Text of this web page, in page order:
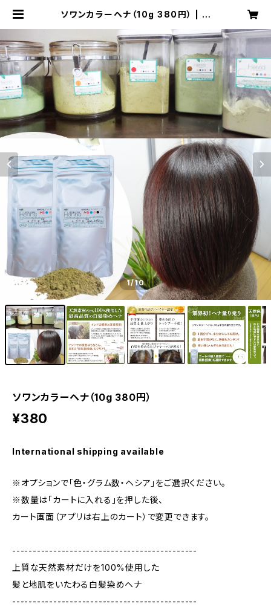
ソワンカラーヘナ（10g 380円） | ソ
1/10
ソワンカラーヘナ（10g 380円）
¥380
International shipping available
※オプションで「色・グラム数・ヘシア」をご選択ください。
※数量は「カートに入れる」を押した後、
カート画面（アプリは右上のカート）で変更できます。
---------------------------------------------
上質な天然素材だけを100%使用した
髪と地肌をいたわる白髪染めヘナ
---------------------------------------------